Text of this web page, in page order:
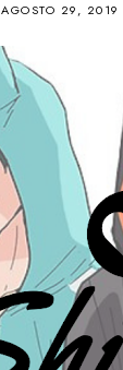
AGOSTO 29, 2019